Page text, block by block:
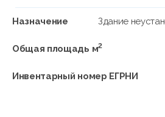
Назначение Здание
Общая площадь м2
Инвентарный номер ЕГРНИ